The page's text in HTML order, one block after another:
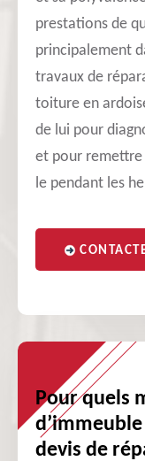
prestations de
principalement
travaux de
toiture en
de lui pour
et pour
le pendant les
Pour quels
devis de